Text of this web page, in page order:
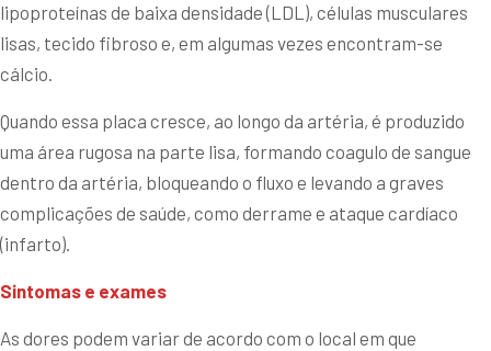
lipoproteínas de baixa densidade (LDL), células musculares
lisas, tecido fibroso e, em algumas vezes encontram-se
cálcio.
Quando essa placa cresce, ao longo da artéria, é produzido
uma área rugosa na parte lisa, formando coagulo de sangue
dentro da artéria, bloqueando o fluxo e levando a graves
complicações de saúde, como derrame e ataque cardíaco
(infarto).
Sintomas e exames
As dores podem variar de acordo com o local em que